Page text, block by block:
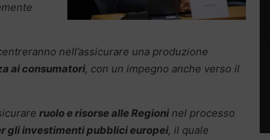
nell’assicurare una produzione
ai consumatori, con un impegno anche verso il
ruolo e risorse alle Regioni nel processo
gli investimenti pubblici europei, il quale